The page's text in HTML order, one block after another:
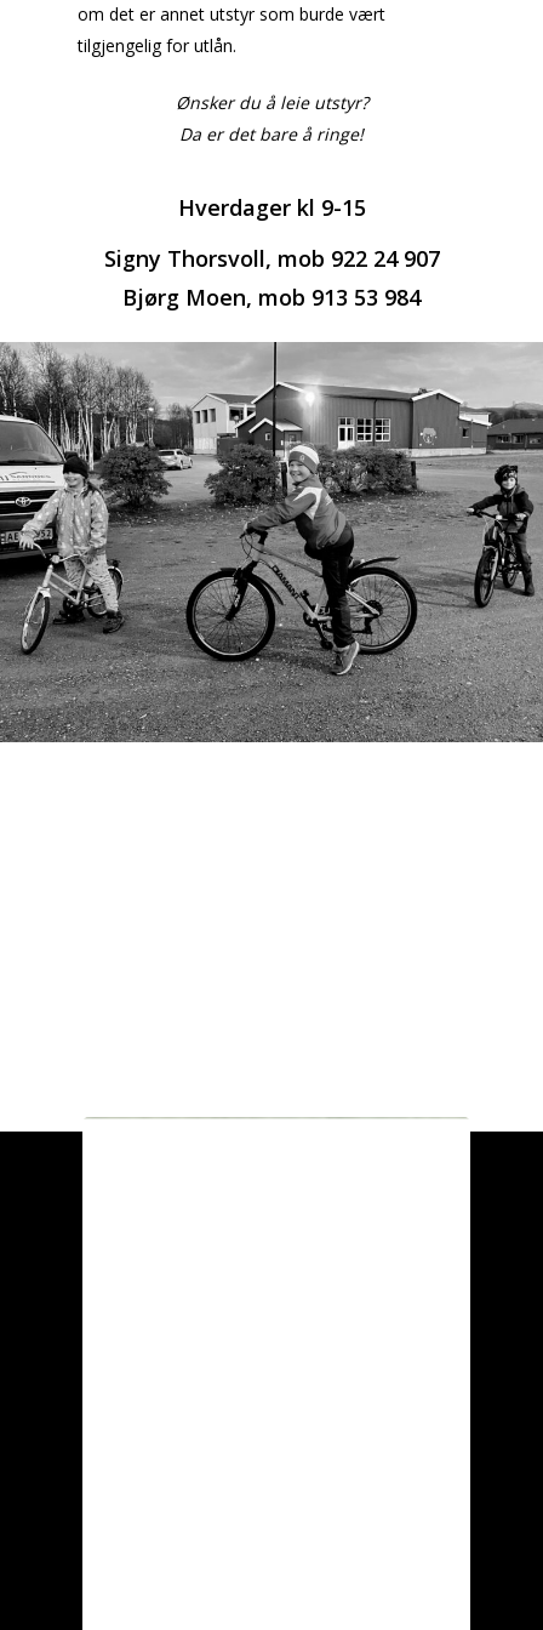
om det er annet utstyr som burde vært
tilgjengelig for utlån.
Ønsker du å leie utstyr?
Da er det bare å ringe!
Hverdager kl 9-15
Signy Thorsvoll, mob 922 24 907
Bjørg Moen, mob 913 53 984